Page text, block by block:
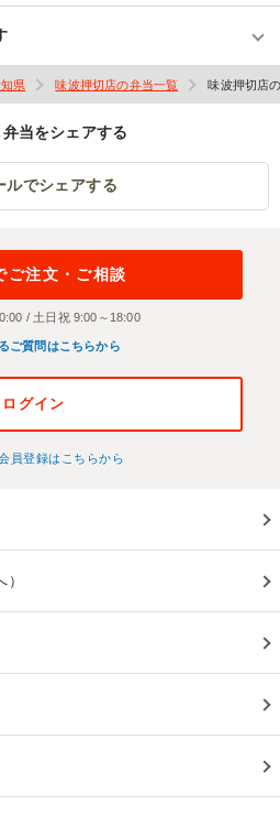
県 味波押切店の弁当一覧 味波押切店
弁当をシェアする
ルでシェアする
ご注文・ご相談
/ 土日祝 9:00～18:00
ご質問はこちらから
ログイン
員登録はこちらから